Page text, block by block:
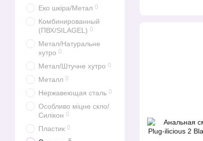
Еко шкіра/Метал 0
Комбинированный
(ПВХ/SILAGEL) 0
Метал/Натуральне
хутро 0
Метал/Штучне хутро 0
Металл 0
Нержавеющая сталь 0
Особливо міцне скло/
Силікон 0
Пластик 0